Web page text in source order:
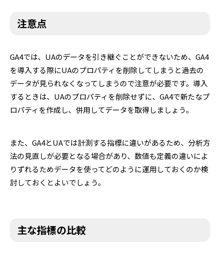
注意点
GA4では、UAのデータを引き継ぐことができないため、GA4
を導入する際にUAのプロパティを削除してしまうと過去の
データが見られなくなってしまうので注意が必要です。導入
するときは、UAのプロパティを削除せずに、GA4で新たなプ
ロパティを作成し、併用してデータを取得しましょう。
また、GA4とUAでは計測する指標に違いがあるため、分析方
法の見直しが必要となる場合があり、数値も定義の違いによ
りずれるためデータを使ってどのように運用しておくのか検
討しておくとよいでしょう。
主な指標の比較